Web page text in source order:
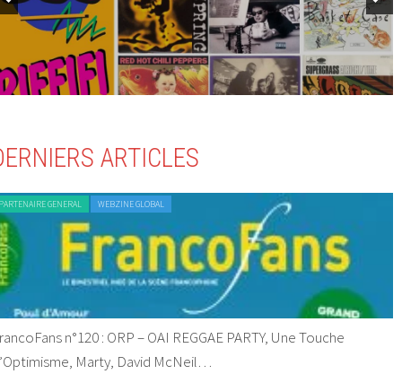
ARTICLES
GENERAL WEBZINE GLOBAL
n°120 : ORP – OAI REGGAE PARTY, Une Touche
Marty, David McNeil…